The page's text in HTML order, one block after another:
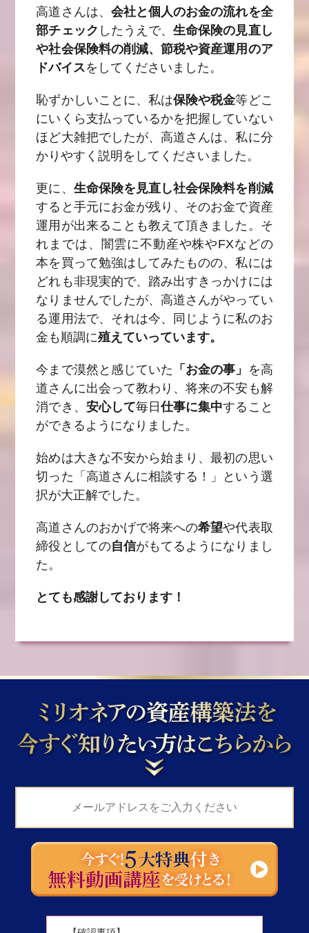
高道さんは、 会社と個人のお金の流れを全
部チェック したうえで、生命保険の見直し
や社会保険料の削減、節税や資産運用のア
ドバイスをしてくださいました。
恥ずかしいことに、私は保険や税金等どこ
にいくら支払っているかを把握していない
ほど大雑把でしたが、高道さんは、私に分
かりやすく説明をしてくださいました。
更に、 生命保険を見直し社会保険料を削減
すると手元にお金が残り、そのお金で資産
運用が出来ることも教えて頂きました。そ
れまでは、闇雲に不動産や株やFXなどの
本を買って勉強はしてみたものの、私には
どれも非現実的で、踏み出すきっかけには
なりませんでしたが、高道さんがやってい
る運用法で、それは今、同じように私のお
金も順調に殖えていっています。
今まで漠然と感じていた 「お金の事」
を高
道さんに出会って教わり、将来の不安も解
消でき、 安心して毎日仕事に集中すること
ができるようになりました。
始めは大きな不安から始まり、最初の思い
切った「高道さんに相談する！」という選
択が大正解でした。
高道さんのおかげで将来への希望や代表取
締役としての自信がもてるようになりまし
た。
とても感謝しております！